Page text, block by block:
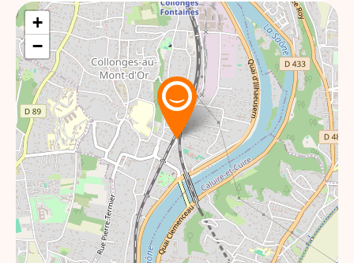
+
−